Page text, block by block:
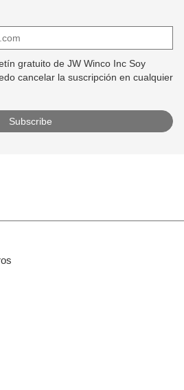
gratuito de JW Winco Inc Soy
cancelar la suscripción en cualquier